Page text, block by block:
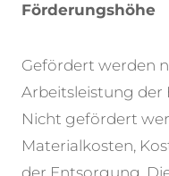
Förderungshöhe
Gefördert werden
Arbeitsleistung der
Nicht gefördert
Materialkosten,